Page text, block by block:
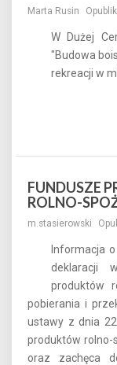
Marta Rusin
W Dużej
"Budowa
rekreacji w
FUNDUSZE
ROLNO-
m.stasierowski
Informacja
deklaracji
produktów
pobierania i
ustawy z dnia
produktów rolno-
oraz zachęca